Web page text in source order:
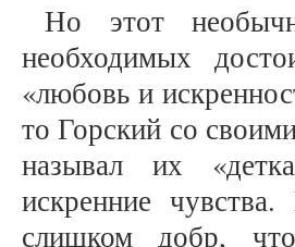
Но этот
необходимых
«любовь и
то Горский со
называл их
искренние
слишком добр,